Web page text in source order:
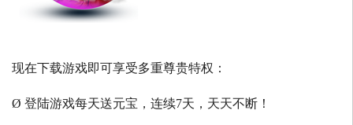
现在下载游戏即可享受多重尊贵特权：
Ø 登陆游戏每天送元宝，连续7天，天天不断！